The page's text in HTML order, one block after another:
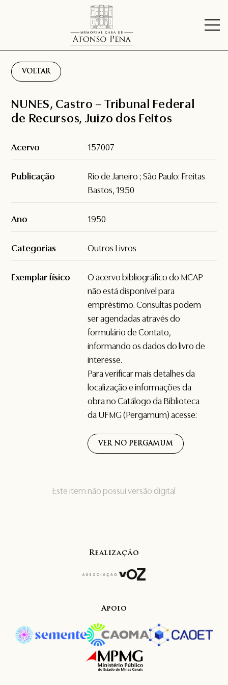
VOLTAR
Este item não possui versão digital
NUNES, Castro – Tribunal Federal
de Recursos, Juizo dos Feitos
Acervo 157007
Publicação
Rio de Janeiro ; São Paulo: Freitas
Bastos, 1950
Ano 1950
Categorias Outros Livros
Exemplar físico
O acervo bibliográfico do MCAP
não está disponível para
empréstimo. Consultas podem
ser agendadas através do
formulário deContato,
informando os dados do livro de
interesse.
Para verificar mais detalhes da
localização e informações da
obra no Catálogo da Biblioteca
da UFMG (Pergamum) acesse:
VER NO PERGAMUM
Realização
Apoio